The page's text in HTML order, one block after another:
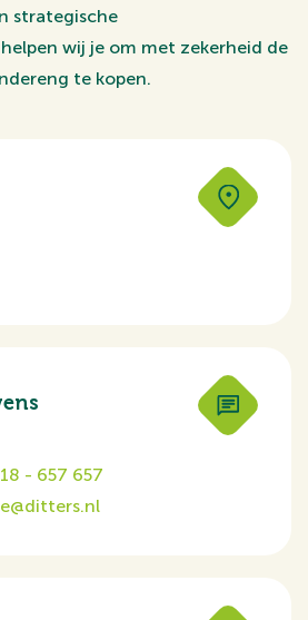
strategische
wij je om met zekerheid de
te kopen.
- 657 657